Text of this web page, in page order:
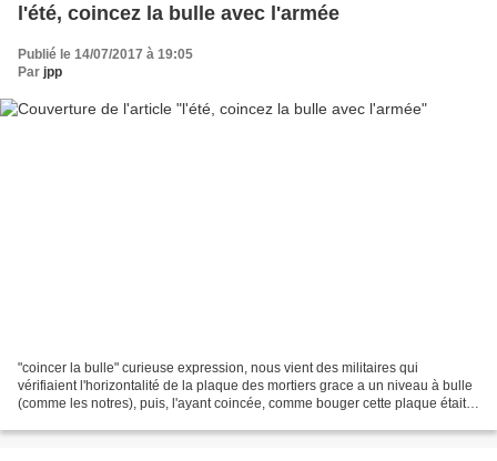
l'été, coincez la bulle avec l'armée
Publié le 14/07/2017 à 19:05
Par jpp
"coincer la bulle" curieuse expression, nous vient des militaires qui
vérifiaient l'horizontalité de la plaque des mortiers grace a un niveau à bulle
(comme les notres), puis, l'ayant coincée, comme bouger cette plaque était